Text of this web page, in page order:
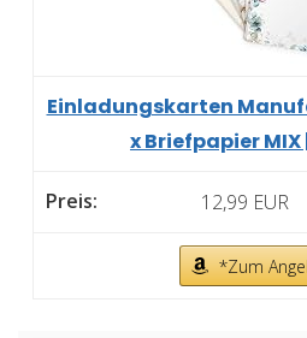
Einladungskarten
x Briefpapier MIX
12,99 EUR
*Zum